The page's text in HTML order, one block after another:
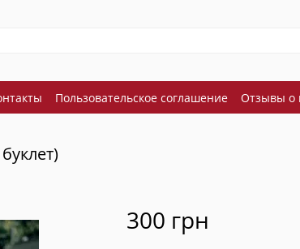
Пользовательское соглашение Отзывы о
300 грн